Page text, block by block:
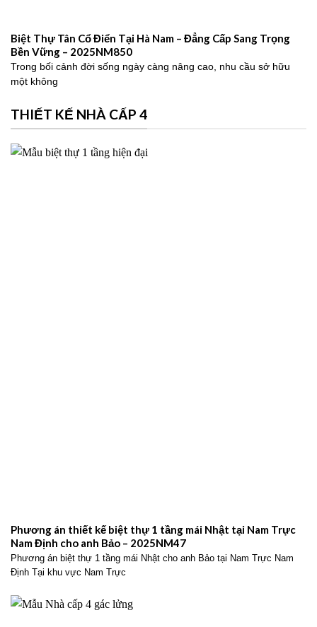
Biệt Thự Tân Cổ Điển Tại Hà Nam – Đẳng Cấp Sang Trọng
Bền Vững – 2025NM850
Trong bối cảnh đời sống ngày càng nâng cao, nhu cầu sở hữu
một không
THIẾT KẾ NHÀ CẤP 4
Phương án thiết kế biệt thự 1 tầng mái Nhật tại Nam Trực
Nam Định cho anh Bảo – 2025NM47
Phương án biệt thự 1 tầng mái Nhật cho anh Bảo tại Nam Trực Nam
Định Tại khu vực Nam Trực